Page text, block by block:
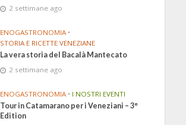
2 settimane ago
ENOGASTRONOMIA •
STORIA E RICETTE VENEZIANE
La vera storia del Bacalà Mantecato
2 settimane ago
ENOGASTRONOMIA • I NOSTRI EVENTI
Tour in Catamarano per i Veneziani – 3°
Edition